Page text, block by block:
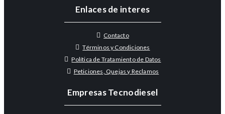
Enlaces de interes
Contacto
Términos y Condiciones
Política de Tratamiento de Datos
Peticiones, Quejas y Reclamos
Empresas Tecnodiesel